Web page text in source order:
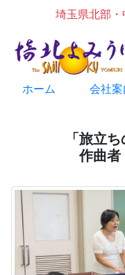
埼玉県北部
ホーム 会社案
「旅立
作曲者